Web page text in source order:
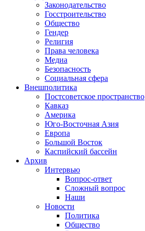
Законодательство
Госстроительство
Общество
Гендер
Религия
Права человека
Медиа
Безопасность
Социальная сфера
Внешполитика
Постсоветское пространство
Кавказ
Америка
Юго-Восточная Азия
Европа
Большой Восток
Каспийский бассейн
Архив
Интервью
Вопрос-ответ
Сложный вопрос
Наши
Новости
Политика
Общество